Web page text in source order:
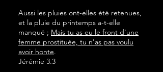
Aussi les pluies ont-elles été retenues,
et la pluie du printemps a-t-elle
manqué ; Mais tu as eu le front d'une
femme prostituée, tu n'as pas voulu
avoir honte.
Jérémie 3.3